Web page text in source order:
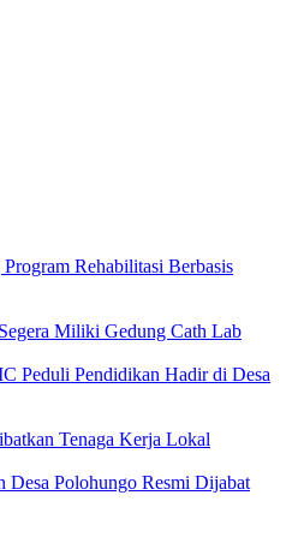
Rehabilitasi Berbasis
Miliki Gedung Cath Lab
Peduli Pendidikan Hadir di Desa
Tenaga Kerja Lokal
Desa Polohungo Resmi Dijabat